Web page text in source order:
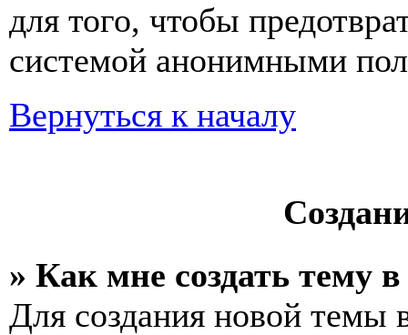
для того, чтобы
системой анонимными
Вернуться к началу
» Как мне создать тему
Для создания новой темы